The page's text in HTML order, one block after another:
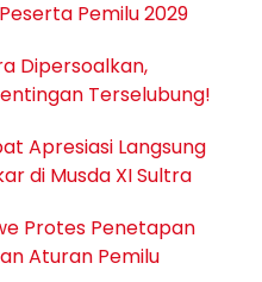
Pemilu 2029
Dipersoalkan,
Terselubung!
Apresiasi Langsung
di Musda XI Sultra
Protes Penetapan
Aturan Pemilu